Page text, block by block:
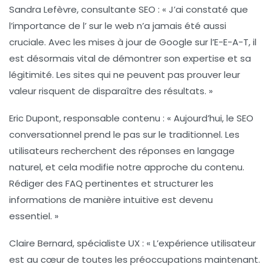
Sandra Lefèvre, consultante SEO : « J’ai constaté que
l’importance de l’sur le web n’a jamais été aussi
cruciale. Avec les mises à jour de Google sur l’E-E-A-T, il
est désormais vital de démontrer son expertise et sa
légitimité. Les sites qui ne peuvent pas prouver leur
valeur risquent de disparaître des résultats. »
Eric Dupont, responsable contenu : « Aujourd’hui, le SEO
conversationnel prend le pas sur le traditionnel. Les
utilisateurs recherchent des réponses en langage
naturel, et cela modifie notre approche du contenu.
Rédiger des FAQ pertinentes et structurer les
informations de manière intuitive est devenu
essentiel. »
Claire Bernard, spécialiste UX : « L’expérience utilisateur
est au cœur de toutes les préoccupations maintenant.